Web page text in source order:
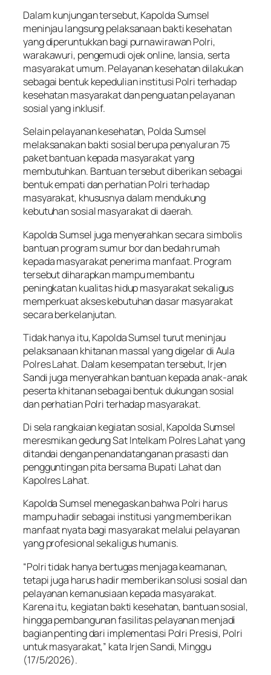
Dalam kunjungan tersebut, Kapolda Sumsel
meninjau langsung pelaksanaan bakti kesehatan
yang diperuntukkan bagi purnawirawan Polri,
warakawuri, pengemudi ojekonline, lansia, serta
masyarakat umum. Pelayanan kesehatan dilakukan
sebagai bentuk kepedulian institusi Polri terhadap
kesehatan masyarakat dan penguatan pelayanan
sosial yang inklusif.
Selain pelayanan kesehatan, Polda Sumsel
melaksanakan bakti sosial berupa penyaluran 75
paket bantuan kepada masyarakat yang
membutuhkan. Bantuan tersebut diberikan sebagai
bentuk empati dan perhatian Polri terhadap
masyarakat, khususnya dalam mendukung
kebutuhan sosial masyarakat di daerah.
Kapolda Sumsel juga menyerahkan secara simbolis
bantuan program sumur bor dan bedah rumah
kepada masyarakat penerima manfaat. Program
tersebut diharapkan mampu membantu
peningkatan kualitas hidup masyarakat sekaligus
memperkuat akses kebutuhan dasar masyarakat
secara berkelanjutan.
Tidak hanya itu, Kapolda Sumsel turut meninjau
pelaksanaan khitanan massal yang digelar di Aula
Polres Lahat. Dalam kesempatan tersebut, Irjen
Sandi juga menyerahkan bantuan kepada anak-anak
peserta khitanan sebagai bentuk dukungan sosial
dan perhatian Polri terhadap masyarakat.
Di sela rangkaian kegiatan sosial, Kapolda Sumsel
meresmikan gedung Sat Intelkam Polres Lahat yang
ditandai dengan penandatanganan prasasti dan
pengguntingan pita bersama Bupati Lahat dan
Kapolres Lahat.
Kapolda Sumsel menegaskan bahwa Polri harus
mampu hadir sebagai institusi yang memberikan
manfaat nyata bagi masyarakat melalui pelayanan
yang profesional sekaligus humanis.
“Polri tidak hanya bertugas menjaga keamanan,
tetapi juga harus hadir memberikan solusi sosial dan
pelayanan kemanusiaan kepada masyarakat.
Karena itu, kegiatan bakti kesehatan, bantuan sosial,
hingga pembangunan fasilitas pelayanan menjadi
bagian penting dari implementasi Polri Presisi, Polri
untuk masyarakat,” kata Irjen Sandi, Minggu
(17/5/2026).